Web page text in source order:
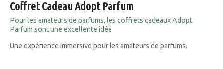
Coffret Cadeau Adopt Parfum
Pour les amateurs de parfums, les coffrets cadeaux Adopt
Parfum sont une excellente idée
Une expérience immersive pour les amateurs de parfums.